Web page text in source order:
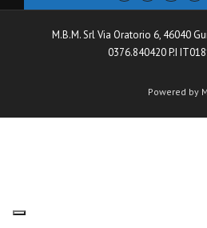
M.B.M. Srl Via Oratorio 6, 46040
0376.840420 P.I
Powered by